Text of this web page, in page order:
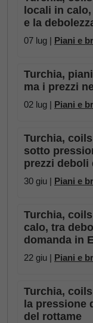
locali in
e la
07 lug | Piani e
Turchia,
ma i prezzi
02 lug | Piani e
Turchia,
sotto
prezzi deboli
30 giu | Piani e
Turchia,
calo, tra
domanda in
22 giu | Piani e
Turchia,
la pressione
del rottame